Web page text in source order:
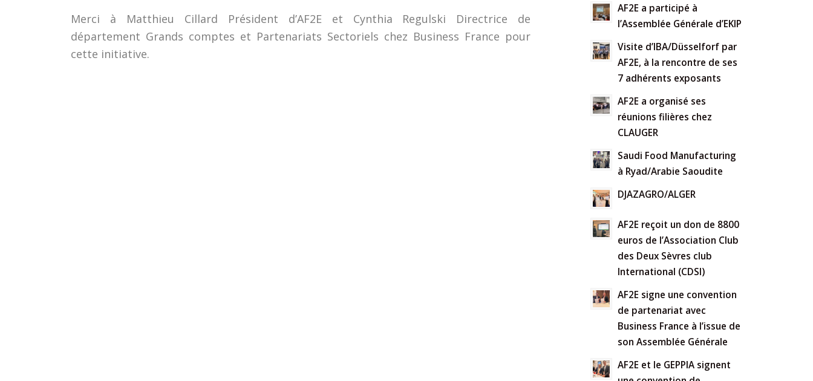
Merci à Matthieu Cillard Président d’AF2E et Cynthia Regulski Directrice de
département Grands comptes et Partenariats Sectoriels chez Business France pour
cette initiative.
AF2E a participé à
l’Assemblée Générale d’EKIP
Visite d’IBA/Düsselforf par
AF2E, à la rencontre de ses
7 adhérents exposants
AF2E a organisé ses
réunions filières chez
CLAUGER
Saudi Food Manufacturing
à Ryad/Arabie Saoudite
DJAZAGRO/ALGER
AF2E reçoit un don de 8800
euros de l’Association Club
des Deux Sèvres club
International (CDSI)
AF2E signe une convention
de partenariat avec
Business France à l’issue de
son Assemblée Générale
AF2E et le GEPPIA signent